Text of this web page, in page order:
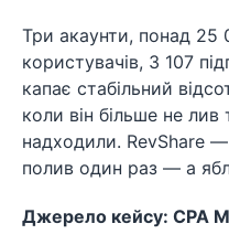
Три акаунти, понад 25
користувачів, 3 107
капає стабільний
коли він більше не
надходили. RevShare
полив один раз — а
Джерело кейсу: CPA